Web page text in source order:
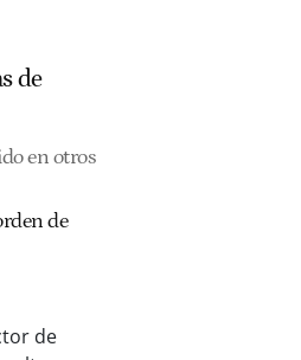
de
en otros
de